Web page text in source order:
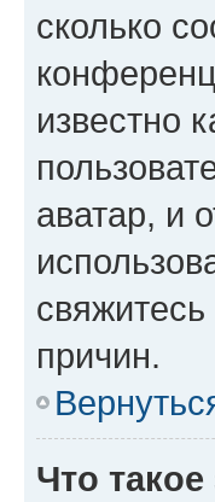
сколько
известно
аватар, и
причин.
Что